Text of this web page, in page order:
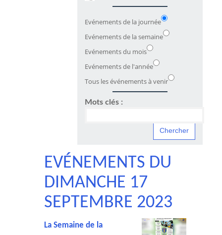
Evénements de la journée
Evénements de la semaine
Evénements du mois
Evénements de l'année
Tous les événements à venir
Mots clés :
EVÉNEMENTS DU
DIMANCHE 17
SEPTEMBRE 2023
La Semaine de la